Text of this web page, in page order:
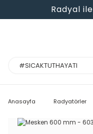
Radyal ile
Anasayfa Radyatörler